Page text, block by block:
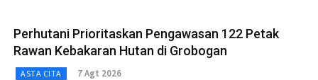
Perhutani Prioritaskan Pengawasan 122 Petak
Rawan Kebakaran Hutan di Grobogan
ASTA CITA 7 Agt 2026